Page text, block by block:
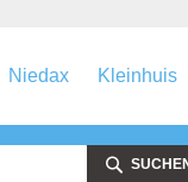
Niedax Kleinhuis